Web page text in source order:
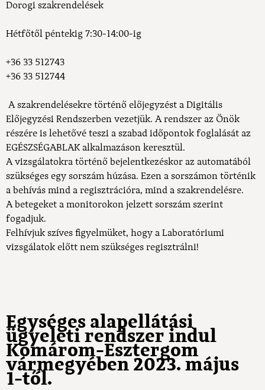
Dorogi szakrendelések
Hétfőtől péntekig 7:30-14:00-ig
+36 33 512743
+36 33 512744
A szakrendelésekre történő előjegyzést a Digitális
Előjegyzési Rendszerben vezetjük. A rendszer az Önök
részére is lehetővé teszi a szabad időpontok foglalását az
EGÉSZSÉGABLAK alkalmazáson keresztül.
A vizsgálatokra történő bejelentkezéskor az automatából
szükséges egy sorszám húzása. Ezen a sorszámon történik
a behívás mind a regisztrációra, mind a szakrendelésre.
A betegeket a monitorokon jelzett sorszám szerint
fogadjuk.
Felhívjuk szíves figyelmüket, hogy a Laboratóriumi
vizsgálatok előtt nem szükséges regisztrálni!
Egységes alapellátási
ügyeleti rendszer indul
Komárom-Esztergom
vármegyében 2023. május
1-től.